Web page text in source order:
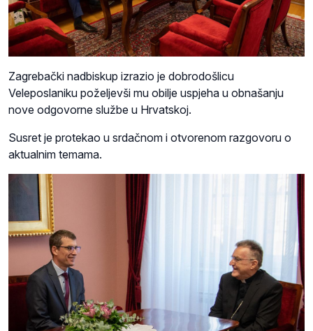
Zagrebački nadbiskup izrazio je dobrodošlicu
Veleposlaniku poželjevši mu obilje uspjeha u obnašanju
nove odgovorne službe u Hrvatskoj.
Susret je protekao u srdačnom i otvorenom razgovoru o
aktualnim temama.